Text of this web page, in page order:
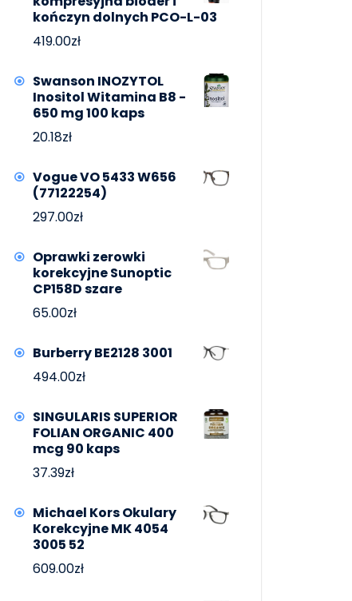
kończyn dolnych PCO-L-03
419.00zł
Swanson INOZYTOL
Inositol Witamina B8 -
650 mg 100 kaps
20.18zł
Vogue VO 5433 W656
(77122254)
297.00zł
Oprawki zerowki
korekcyjne Sunoptic
CP158D szare
65.00zł
Burberry BE2128 3001
494.00zł
SINGULARIS SUPERIOR
FOLIAN ORGANIC 400
mcg 90 kaps
37.39zł
Michael Kors Okulary
Korekcyjne MK 4054
3005 52
609.00zł